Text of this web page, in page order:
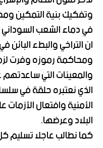
وتفكيك بنية التمكين
في دماء الشعب
ان التراخي والبطء البائن
ومحاكمة رموزه وفرت
والمعينات التي ساعدتهم
الذي نعتبره حلقة في
الأمنية وافتعال
البلاد وعرضها.
كما نطالب عاجلا تسليم